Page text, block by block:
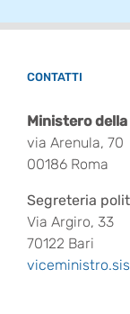
CONTATTI
Ministero
via Arenula, 70
00186 Roma
Segreteria
Via Argiro, 33
70122 Bari